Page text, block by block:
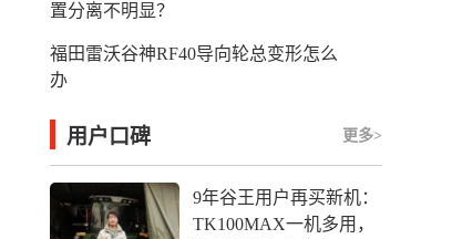
置分离不明显？
福田雷沃谷神RF40导向轮总变形怎么
办
用户口碑 更多>
9年谷王用户再买新机：
TK100MAX一机多用，